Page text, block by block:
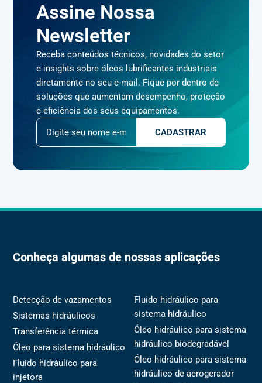
Assine Nossa
Newsletter
Receba conteúdos técnicos, novidades do setor
e insights sobre óleos lubrificantes industriais
diretamente no seu e-mail. Fique por dentro de
soluções que aumentam desempenho, proteção
e eficiência dos seus equipamentos.
Conheça algumas de nossas aplicações
Detecção de vazamentos
Sistemas hidráulicos
Transferência térmica
Óleo para sistema hidráulico
Fluido hidráulico para
injetora
Fluido hidráulico para
sistema hidráulico
Óleo hidráulico para sistema
hidráulico biodegradável
Óleo hidráulico para sistema
hidráulico de aerogerador